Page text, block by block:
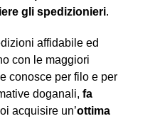
gli spedizionieri.
affidabile ed
con le maggiori
conosce per filo e per
doganali, fa
acquisire un’ottima